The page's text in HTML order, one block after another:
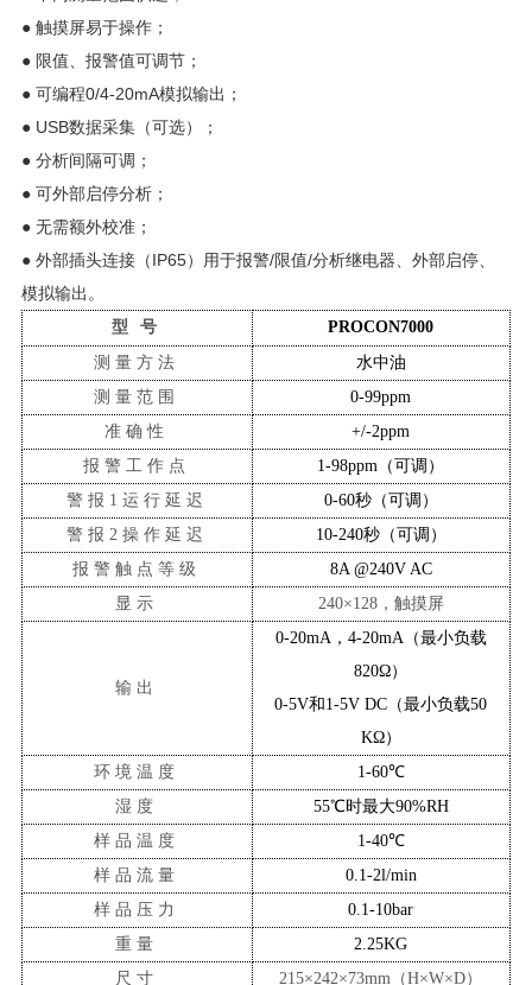
● 触摸屏易于操作；
● 限值、报警值可调节；
● 可编程0/4-20mA模拟输出；
● USB数据采集（可选）；
● 分析间隔可调；
● 可外部启停分析；
● 无需额外校准；
● 外部插头连接（IP65）用于报警/限值/分析继电器、外部启停、
模拟输出。
型 号
PROCON7000
测量方法
水中油
测量范围
0-99ppm
准确性
+/-2ppm
报警工作点
1-98ppm（可调）
警报 1运行延迟
0-60秒（可调）
警报 2操作延迟
10-240秒（可调）
报警触点等级
8A @240V AC
显示
240×128，触摸屏
输出
0-20mA，4-20mA（最小负载
820Ω）
0-5V和1-5V DC（最小负载50
KΩ）
环境温度
1-60℃
湿度
55℃时最大90%RH
样品温度
1-40℃
样品流量
0.1-2l/min
样品压力
0.1-10bar
重量
2.25KG
尺寸
215×242×73mm （H×W×D）